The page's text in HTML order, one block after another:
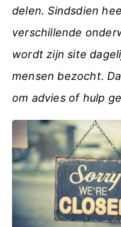
delen. Sindsdien
verschillende
wordt zijn site
mensen bezocht.
om advies of hulp